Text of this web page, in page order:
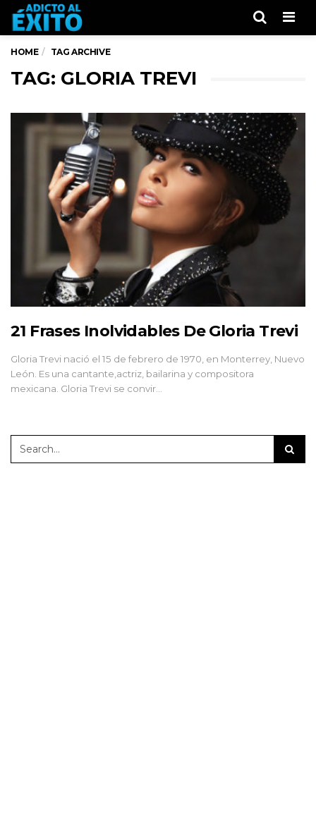
HOME TAG ARCHIVE
TAG: GLORIA TREVI
21 Frases Inolvidables De Gloria Trevi
Gloria Trevi nació el 15 de febrero de 1970, en Monterrey, Nuevo
León. Es una cantante,actriz, bailarina y compositora
mexicana. Gloria Trevi se convir…